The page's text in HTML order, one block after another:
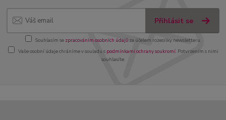
Přihlásit se
Souhlasím se zpracováním osobních údajůza účelem rozesílky newsletteru.
Vaše osobní údaje chráníme v souladu s podmínkami ochrany soukromí. Potvrzením s nimi
souhlasíte.